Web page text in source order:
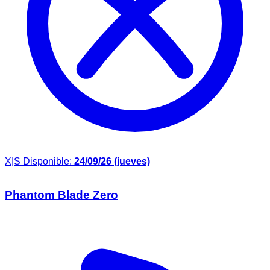
X|S Disponible: 24/09/26 (jueves)
Phantom Blade Zero